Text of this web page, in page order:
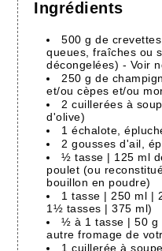
Ingrédients
500 g de
queues, fraîches ou
décongelées) - Voir
250 g de
et/ou cèpes et/ou
2 cuillerées à
d'olive)
1 échalote,
2 gousses d'ail,
½ tasse | 125 ml
poulet (ou
bouillon en poudre)
1 tasse | 250 ml |
1½ tasses | 375 ml)
½ à 1 tasse | 50 g
autre fromage de
1 cuillerée à